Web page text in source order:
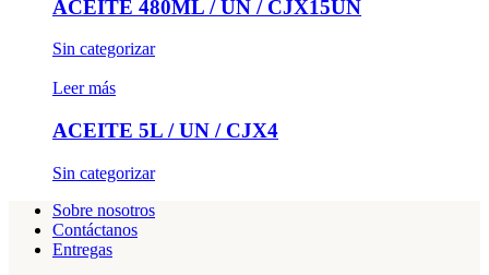
ACEITE 480ML / UN / CJX15UN
Sin categorizar
Leer más
ACEITE 5L / UN / CJX4
Sin categorizar
Sobre nosotros
Contáctanos
Entregas